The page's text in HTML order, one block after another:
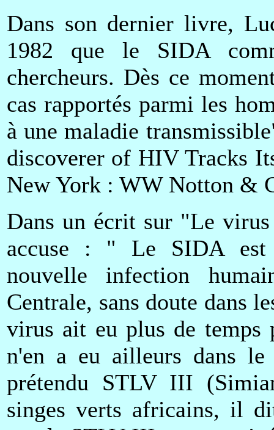
Dans son dernier livre,
1982 que le SIDA
chercheurs. Dès ce
cas rapportés parmi les
à une maladie
discoverer of HIV Tracks
New York : WW Notton &
Dans un écrit sur "Le
accuse : " Le SIDA est
nouvelle infection
Centrale, sans doute dans
virus ait eu plus de temps
n'en a eu ailleurs dans
prétendu STLV III
singes verts africains, il